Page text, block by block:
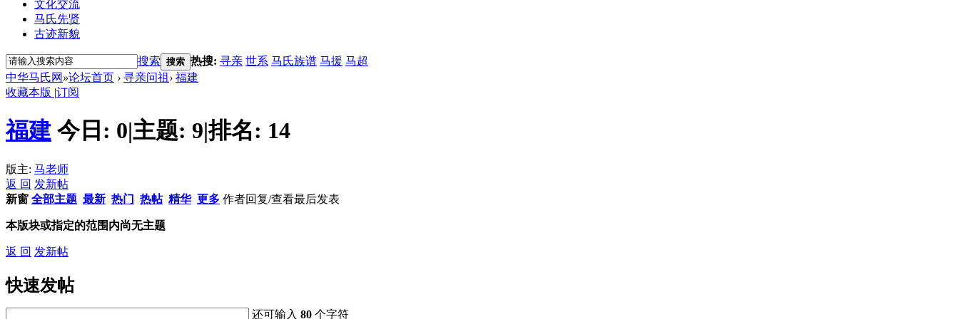
文化交流
马氏先贤
古迹新貌
搜索 搜索 热搜: 寻亲 世系 马氏族谱 马援 马超
中华马氏网 »论坛首页 › 寻亲问祖 › 福建
收藏本版 |订阅
福建 今日: 0|主题: 9|排名: 14
版主: 马老师
返 回 发新帖
新窗 全部主题 最新 热门 热帖 精华 更多 作者回复/查看最后发表
本版块或指定的范围内尚无主题
返 回 发新帖
快速发帖
还可输入80 个字符